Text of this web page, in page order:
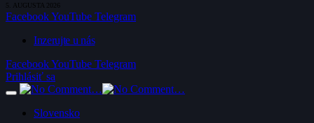
5. AUGUSTA 2026
FacebookYouTube Telegram
Inzerujte u nás
FacebookYouTube Telegram
Prihlásiť sa
Slovensko